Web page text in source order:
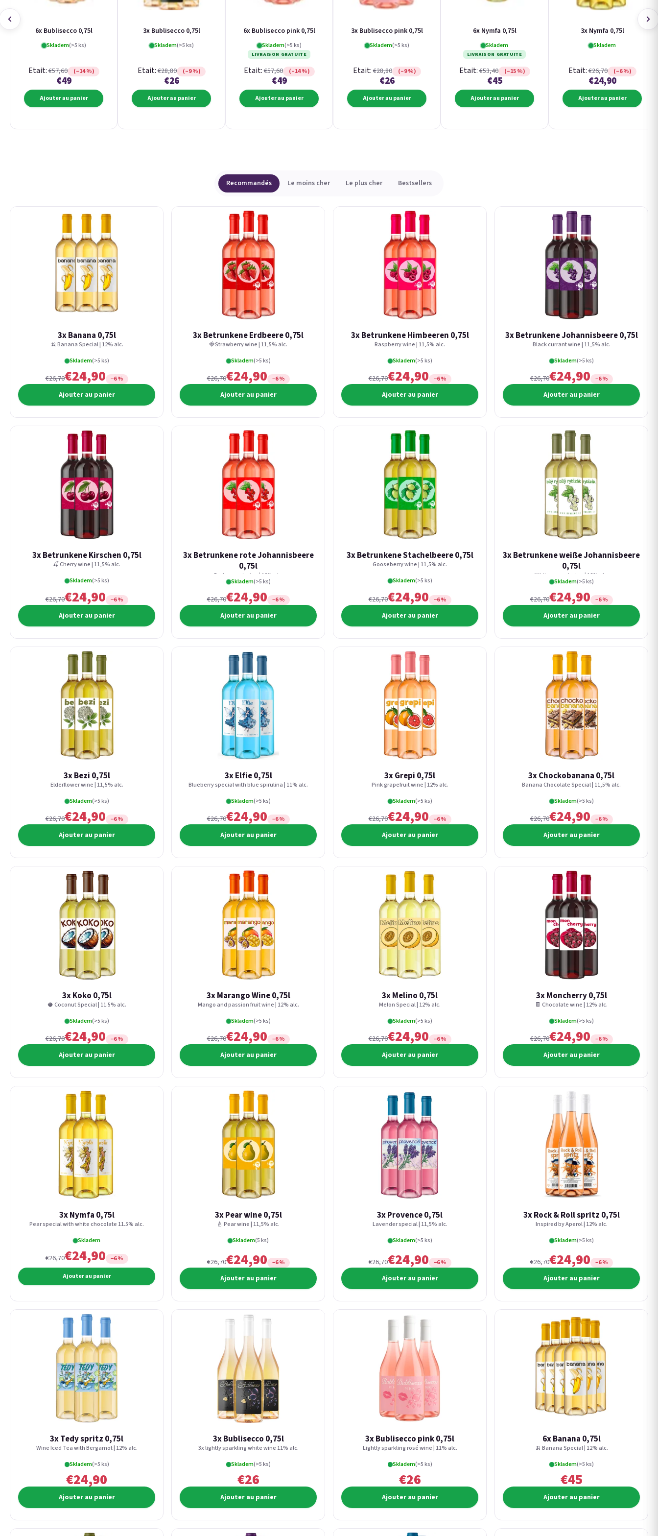
6x Bublisecco 0,75l
Skladem(>5 ks)
Etait:€57,60 (–14 %)
€49
Ajouter au panier
3x Bublisecco 0,75l
Skladem(>5 ks)
Etait:€28,80 (–9 %)
€26
Ajouter au panier
6x Bublisecco pink 0,75l
Skladem(>5 ks)
LIVRAISON GRATUITE
Etait:€57,60 (–14 %)
€49
Ajouter au panier
3x Bublisecco pink 0,75l
Skladem(>5 ks)
Etait:€28,80 (–9 %)
€26
Ajouter au panier
6x Nymfa 0,75l
Skladem
LIVRAISON GRATUITE
Etait:€53,40 (–15 %)
€45
Ajouter au panier
3x Nymfa 0,75l
Skladem
Etait:€26,70 (–6 %)
€24,90
Ajouter au panier
Recommandés Le moins cher Le plus cher Bestsellers
3x Banana 0,75l
🍌 Banana Special | 12% alc.
Skladem(>5 ks)
€26,70€24,90 −6 %
Ajouter au panier
3x Betrunkene Erdbeere 0,75l
🍓Strawberry wine | 11,5% alc.
Skladem(>5 ks)
€26,70€24,90 −6 %
Ajouter au panier
3x Betrunkene Himbeeren 0,75l
Raspberry wine | 11,5% alc.
Skladem(>5 ks)
€26,70€24,90 −6 %
Ajouter au panier
3x Betrunkene Johannisbeere 0,75l
Black currant wine | 11,5% alc.
Skladem(>5 ks)
€26,70€24,90 −6 %
Ajouter au panier
3x Betrunkene Kirschen 0,75l
🍒 Cherry wine | 11,5% alc.
Skladem(>5 ks)
€26,70€24,90 −6 %
Ajouter au panier
3x Betrunkene rote Johannisbeere
0,75l
Red currant wine | 12% alc.
Skladem(>5 ks)
€26,70€24,90 −6 %
Ajouter au panier
3x Betrunkene Stachelbeere 0,75l
Gooseberry wine | 11,5% alc.
Skladem(>5 ks)
€26,70€24,90 −6 %
Ajouter au panier
3x Betrunkene weiße Johannisbeere
0,75l
White currant wine | 12% alc.
Skladem(>5 ks)
€26,70€24,90 −6 %
Ajouter au panier
3x Bezi 0,75l
Elderflower wine | 11,5% alc.
Skladem(>5 ks)
€26,70€24,90 −6 %
Ajouter au panier
3x Elfie 0,75l
Blueberry special with blue spirulina | 11% alc.
Skladem(>5 ks)
€26,70€24,90 −6 %
Ajouter au panier
3x Grepi 0,75l
Pink grapefruit wine | 12% alc.
Skladem(>5 ks)
€26,70€24,90 −6 %
Ajouter au panier
3x Chockobanana 0,75l
Banana Chocolate Special | 11,5% alc.
Skladem(>5 ks)
€26,70€24,90 −6 %
Ajouter au panier
3x Koko 0,75l
🥥 Coconut Special | 11.5% alc.
Skladem(>5 ks)
€26,70€24,90 −6 %
Ajouter au panier
3x Marango Wine 0,75l
Mango and passion fruit wine | 12% alc.
Skladem(>5 ks)
€26,70€24,90 −6 %
Ajouter au panier
3x Melino 0,75l
Melon Special | 12% alc.
Skladem(>5 ks)
€26,70€24,90 −6 %
Ajouter au panier
3x Moncherry 0,75l
🍫 Chocolate wine | 12% alc.
Skladem(>5 ks)
€26,70€24,90 −6 %
Ajouter au panier
3x Nymfa 0,75l
Pear special with white chocolate 11.5% alc.
Skladem
€26,70€24,90 −6 %
Ajouter au panier
3x Pear wine 0,75l
🍐 Pear wine | 11,5% alc.
Skladem(5 ks)
€26,70€24,90 −6 %
Ajouter au panier
3x Provence 0,75l
Lavender special | 11,5% alc.
Skladem(>5 ks)
€26,70€24,90 −6 %
Ajouter au panier
3x Rock & Roll spritz 0,75l
Inspired by Aperol | 12% alc.
Skladem(>5 ks)
€26,70€24,90 −6 %
Ajouter au panier
3x Tedy spritz 0,75l
Wine Iced Tea with Bergamot | 12% alc.
Skladem(>5 ks)
€24,90
Ajouter au panier
3x Bublisecco 0,75l
3x lightly sparkling white wine 11% alc.
Skladem(>5 ks)
€26
Ajouter au panier
3x Bublisecco pink 0,75l
Lightly sparkling rosé wine | 11% alc.
Skladem(>5 ks)
€26
Ajouter au panier
6x Banana 0,75l
🍌 Banana Special | 12% alc.
Skladem(>5 ks)
€45
Ajouter au panier